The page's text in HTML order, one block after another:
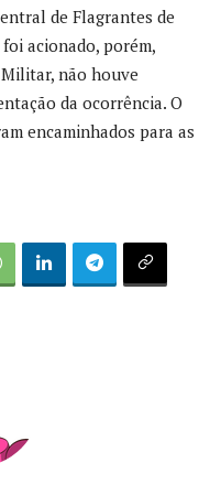
de Flagrantes de
acionado, porém,
não houve
da ocorrência. O
encaminhados para as